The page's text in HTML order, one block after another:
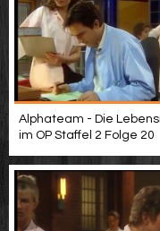
Alphateam - Die
im OP Staffel 2 Folge 20